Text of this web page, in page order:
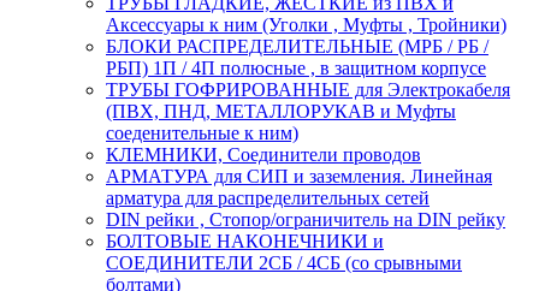
Аксессуары к ним (Уголки , Муфты , Тройники)
БЛОКИ РАСПРЕДЕЛИТЕЛЬНЫЕ (МРБ / РБ /
РБП) 1П / 4П полюсные , в защитном корпусе
ТРУБЫ ГОФРИРОВАННЫЕ для Электрокабеля
(ПВХ, ПНД, МЕТАЛЛОРУКАВ и Муфты
соеденительные к ним)
КЛЕМНИКИ, Соединители проводов
АРМАТУРА для СИП и заземления. Линейная
арматура для распределительных сетей
DIN рейки , Стопор/ограничитель на DIN рейку
БОЛТОВЫЕ НАКОНЕЧНИКИ и
СОЕДИНИТЕЛИ 2СБ / 4СБ (со срывными
болтами)